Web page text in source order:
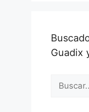
Guadix
Buscar: